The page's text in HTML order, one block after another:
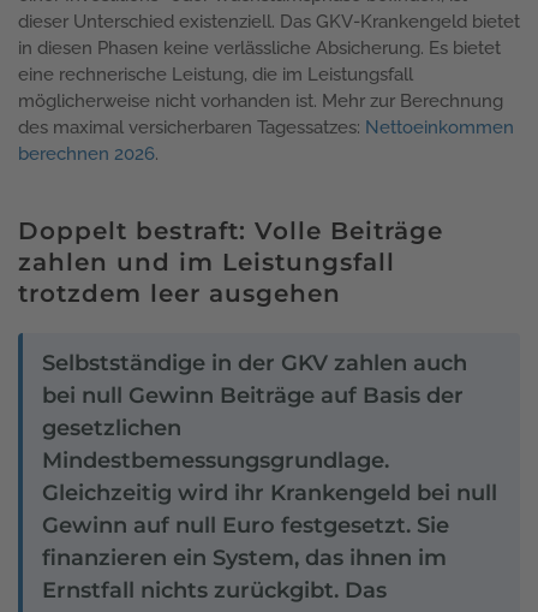
dieser Unterschied existenziell. Das GKV-Krankengeld bietet
in diesen Phasen keine verlässliche Absicherung. Es bietet
eine rechnerische Leistung, die im Leistungsfall
möglicherweise nicht vorhanden ist. Mehr zur Berechnung
des maximal versicherbaren Tagessatzes: Nettoeinkommen
berechnen 2026.
Doppelt bestraft: Volle Beiträge
zahlen und im Leistungsfall
trotzdem leer ausgehen
Selbstständige in der GKV zahlen auch
bei null Gewinn Beiträge auf Basis der
gesetzlichen
Mindestbemessungsgrundlage.
Gleichzeitig wird ihr Krankengeld bei null
Gewinn auf null Euro festgesetzt. Sie
finanzieren ein System, das ihnen im
Ernstfall nichts zurückgibt. Das